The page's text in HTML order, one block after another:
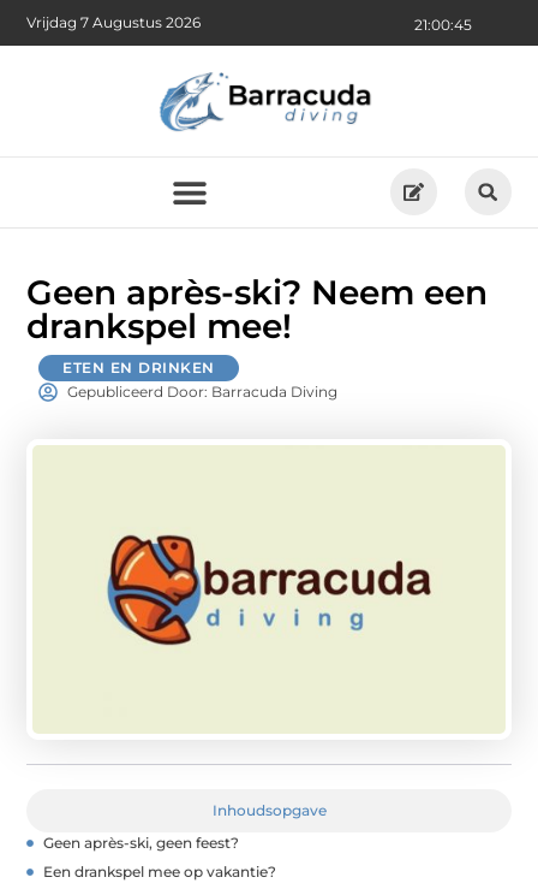
21:00:47
Vrijdag 7 Augustus 2026
Geen après-ski? Neem een
drankspel mee!
ETEN EN DRINKEN
Gepubliceerd Door: Barracuda Diving
Inhoudsopgave
Geen après-ski, geen feest?
Een drankspel mee op vakantie?